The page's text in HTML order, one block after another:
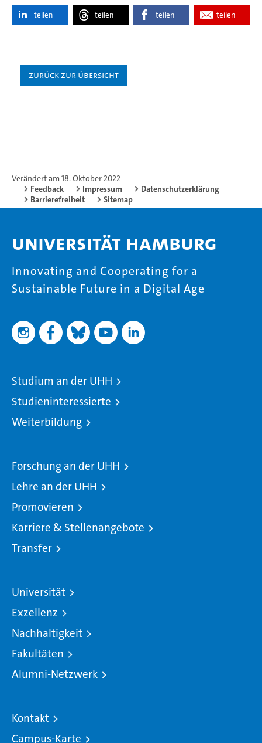
teilen teilen teilen teilen
Zurück zur Übersicht
Verändert am 18. Oktober 2022
Feedback
Impressum
Datenschutzerklärung
Barrierefreiheit
Sitemap
Universität Hamburg
Innovating and Cooperating for a
Sustainable Future in a Digital Age
Studium an der UHH
Studieninteressierte
Weiterbildung
Forschung an der UHH
Lehre an der UHH
Promovieren
Karriere & Stellenangebote
Transfer
Universität
Exzellenz
Nachhaltigkeit
Fakultäten
Alumni-Netzwerk
Kontakt
Campus-Karte